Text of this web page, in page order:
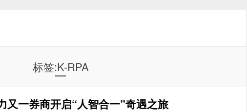
标签:K-RPA
又一券商开启“人智合一”奇遇之旅